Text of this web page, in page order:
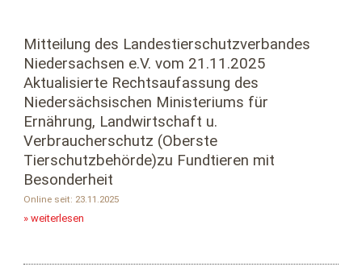
Mitteilung des Landestierschutzverbandes
Niedersachsen e.V. vom 21.11.2025
Aktualisierte Rechtsaufassung des
Niedersächsischen Ministeriums für
Ernährung, Landwirtschaft u.
Verbraucherschutz (Oberste
Tierschutzbehörde)zu Fundtieren mit
Besonderheit
Online seit: 23.11.2025
» weiterlesen